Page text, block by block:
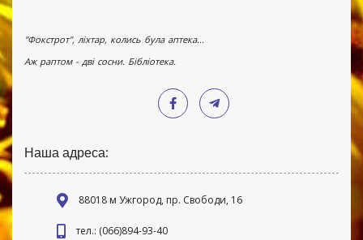
"Фокстрот", ліхтар, колись була аптека...
Аж раптом - дві сосни. Бібліотека.
Наша адреса:
88018 м Ужгород, пр. Свободи, 16
тел.: (066)894-93-40